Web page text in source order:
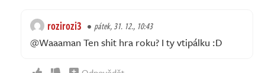
rozirozi3 pátek, 31. 12., 10:43
@Waaaman Ten shit hra roku? I ty vtipálku :D